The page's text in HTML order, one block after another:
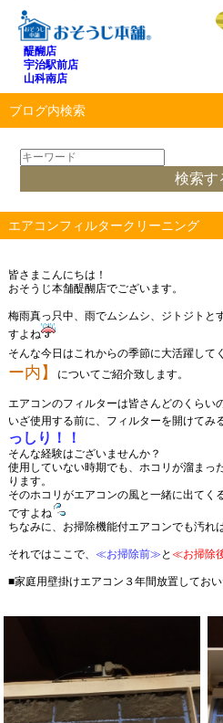
醍醐店
宇治駅前店
山科南店
ブログ内検索
エアコンフィルタークリーニング
皆さまこんにちは！
おそうじ本舗醍醐店でございます。
梅雨真っ只中、雨でムシムシ、ジトジトと
すよね
そんな今日はこれからの季節に大活躍して
ー内】
についてご紹介致します。
エアコンのフィルターは皆さんどのくらい
いざ使用する前に、フィルターを開けてみ
っしり！！
そんな経験はございませんか？
使用していない時期でも、ホコリが溜まっ
ります。
そのホコリがエアコンの風と一緒に出てく
ですよね
ちなみに、お掃除機能付エアコンでも汚れ
それではここで、 ≪お掃除前≫ と ≪お掃除
■家庭用壁掛けエアコン３年間放置しておい